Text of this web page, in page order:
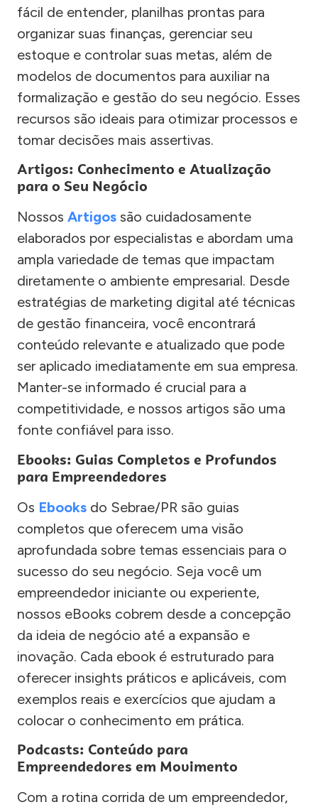
fácil de entender, planilhas prontas para
organizar suas finanças, gerenciar seu
estoque e controlar suas metas, além de
modelos de documentos para auxiliar na
formalização e gestão do seu negócio. Esses
recursos são ideais para otimizar processos e
tomar decisões mais assertivas.
Artigos: Conhecimento e Atualização
para o Seu Negócio
Nossos Artigos são cuidadosamente
elaborados por especialistas e abordam uma
ampla variedade de temas que impactam
diretamente o ambiente empresarial. Desde
estratégias de marketing digital até técnicas
de gestão financeira, você encontrará
conteúdo relevante e atualizado que pode
ser aplicado imediatamente em sua empresa.
Manter-se informado é crucial para a
competitividade, e nossos artigos são uma
fonte confiável para isso.
Ebooks: Guias Completos e Profundos
para Empreendedores
Os Ebooks do Sebrae/PR são guias
completos que oferecem uma visão
aprofundada sobre temas essenciais para o
sucesso do seu negócio. Seja você um
empreendedor iniciante ou experiente,
nossos eBooks cobrem desde a concepção
da ideia de negócio até a expansão e
inovação. Cada ebook é estruturado para
oferecer insights práticos e aplicáveis, com
exemplos reais e exercícios que ajudam a
colocar o conhecimento em prática.
Podcasts: Conteúdo para
Empreendedores em Movimento
Com a rotina corrida de um empreendedor,